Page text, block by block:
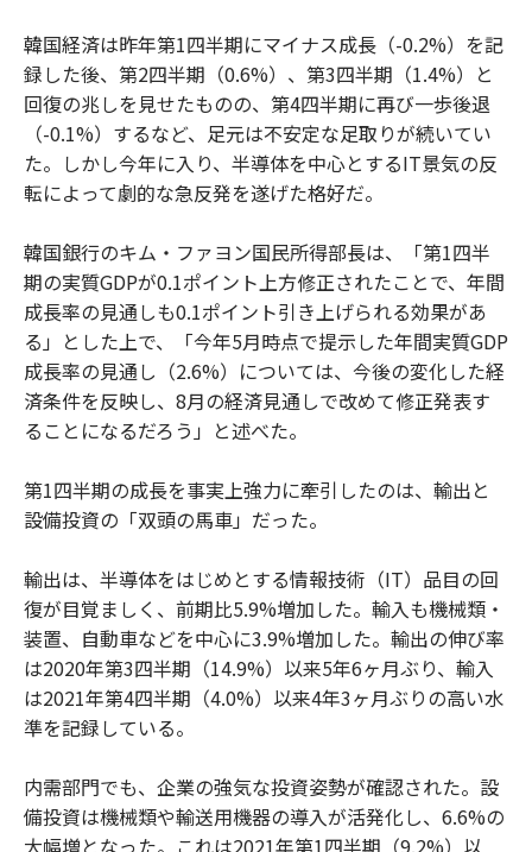
韓国経済は昨年第1四半期にマイナス成長（-0.2%）を記
録した後、第2四半期（0.6%）、第3四半期（1.4%）と
回復の兆しを見せたものの、第4四半期に再び一歩後退
（-0.1%）するなど、足元は不安定な足取りが続いてい
た。しかし今年に入り、半導体を中心とするIT景気の反
転によって劇的な急反発を遂げた格好だ。
韓国銀行のキム・ファヨン国民所得部長は、「第1四半
期の実質GDPが0.1ポイント上方修正されたことで、年間
成長率の見通しも0.1ポイント引き上げられる効果があ
る」とした上で、「今年5月時点で提示した年間実質GDP
成長率の見通し（2.6%）については、今後の変化した経
済条件を反映し、8月の経済見通しで改めて修正発表す
ることになるだろう」と述べた。
第1四半期の成長を事実上強力に牽引したのは、輸出と
設備投資の「双頭の馬車」だった。
輸出は、半導体をはじめとする情報技術（IT）品目の回
復が目覚ましく、前期比5.9%増加した。輸入も機械類・
装置、自動車などを中心に3.9%増加した。輸出の伸び率
は2020年第3四半期（14.9%）以来5年6ヶ月ぶり、輸入
は2021年第4四半期（4.0%）以来4年3ヶ月ぶりの高い水
準を記録している。
内需部門でも、企業の強気な投資姿勢が確認された。設
備投資は機械類や輸送用機器の導入が活発化し、6.6%の
大幅増となった。これは2021年第1四半期（9.2%）以